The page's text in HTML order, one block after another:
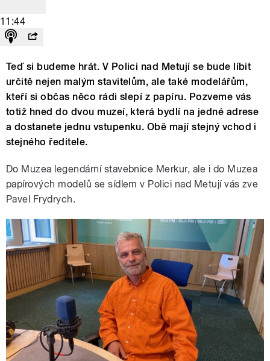
11:44
Teď si budeme hrát. V Polici nad Metují se bude líbit
určitě nejen malým stavitelům, ale také modelářům,
kteří si občas něco rádi slepí z papíru. Pozveme vás
totiž hned do dvou muzeí, která bydlí na jedné adrese
a dostanete jednu vstupenku. Obě mají stejný vchod i
stejného ředitele.
Do Muzea legendární stavebnice Merkur, ale i do Muzea
papírových modelů se sídlem v Polici nad Metují vás zve
Pavel Frydrych.